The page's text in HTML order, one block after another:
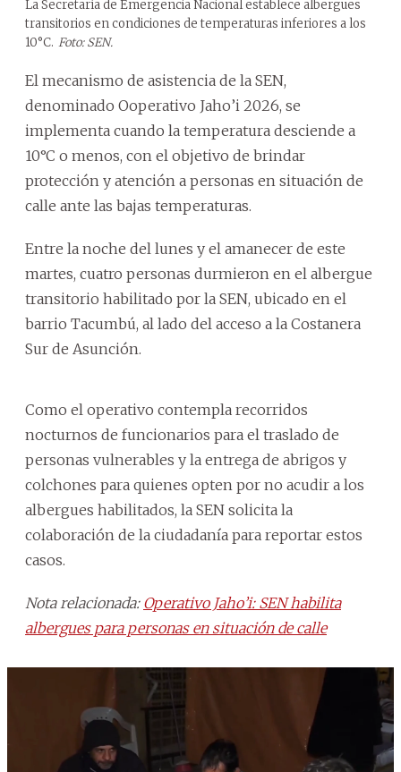
La Secretaría de Emergencia Nacional establece albergues
transitorios en condiciones de temperaturas inferiores a los
10°C. Foto: SEN.
El mecanismo de asistencia de la SEN,
denominado Ooperativo Jaho’i 2026, se
implementa cuando la temperatura desciende a
10°C o menos, con el objetivo de brindar
protección y atención a personas en situación de
calle ante las bajas temperaturas.
Entre la noche del lunes y el amanecer de este
martes, cuatro personas durmieron en el albergue
transitorio habilitado por la SEN, ubicado en el
barrio Tacumbú, al lado del acceso a la Costanera
Sur de Asunción.
Como el operativo contempla recorridos
nocturnos de funcionarios para el traslado de
personas vulnerables y la entrega de abrigos y
colchones para quienes opten por no acudir a los
albergues habilitados, la SEN solicita la
colaboración de la ciudadanía para reportar estos
casos.
Nota relacionada: Operativo Jaho’i: SEN habilita
albergues para personas en situación de calle